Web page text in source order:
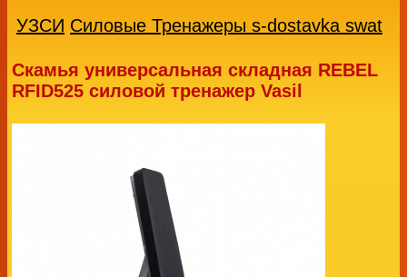
УЗСИ Силовые Тренажеры s-dostavka swat
Скамья универсальная складная REBEL
RFID525 силовой тренажер Vasil